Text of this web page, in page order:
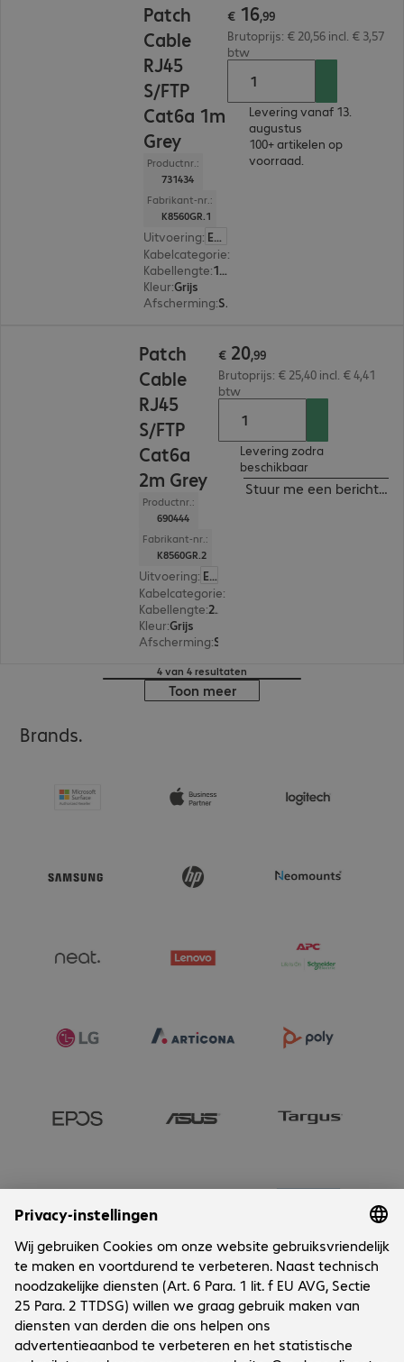
Patch
Cable
RJ45
S/FTP
Cat6a 1m
Grey
Productnr.:
731434
Fabrikant-nr.:
K8560GR.1
Uitvoering: Europa
Kabelcategorie:
Kabellengte: 1 m
Kleur:Grijs
Afscherming: S/FTP (PIMF)
€ 16,99
Brutoprijs: € 20,56 incl. € 3,57
btw
Levering vanaf 13.
augustus
100+ artikelen op
voorraad.
Patch
Cable
RJ45
S/FTP
Cat6a
2m Grey
Productnr.:
690444
Fabrikant-nr.:
K8560GR.2
Uitvoering: Europa
Kabelcategorie:
Kabellengte: 2 m
Kleur:Grijs
Afscherming:
€ 20,99
Brutoprijs: € 25,40 incl. € 4,41
btw
Levering zodra
beschikbaar
Stuur me een bericht
4 van 4 resultaten
Toon meer
Brands.
Onderneming